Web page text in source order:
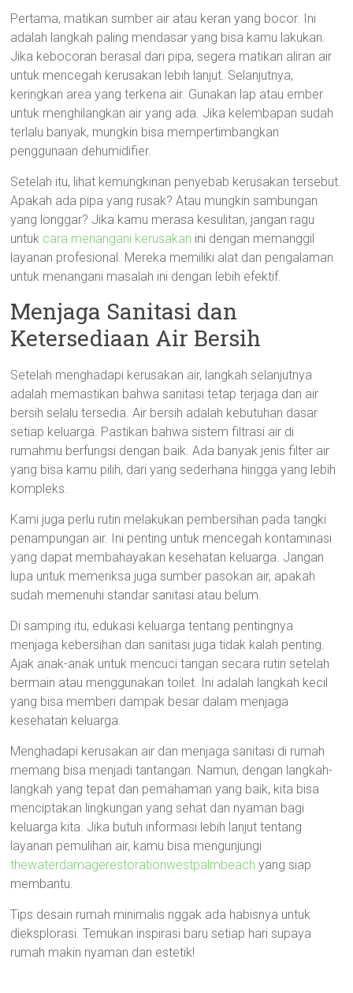
Pertama, matikan sumber air atau keran yang bocor. Ini
adalah langkah paling mendasar yang bisa kamu lakukan.
Jika kebocoran berasal dari pipa, segera matikan aliran air
untuk mencegah kerusakan lebih lanjut. Selanjutnya,
keringkan area yang terkena air. Gunakan lap atau ember
untuk menghilangkan air yang ada. Jika kelembapan sudah
terlalu banyak, mungkin bisa mempertimbangkan
penggunaan dehumidifier.
Setelah itu, lihat kemungkinan penyebab kerusakan tersebut.
Apakah ada pipa yang rusak? Atau mungkin sambungan
yang longgar? Jika kamu merasa kesulitan, jangan ragu
untuk cara menangani kerusakan ini dengan memanggil
layanan profesional. Mereka memiliki alat dan pengalaman
untuk menangani masalah ini dengan lebih efektif.
Menjaga Sanitasi dan
Ketersediaan Air Bersih
Setelah menghadapi kerusakan air, langkah selanjutnya
adalah memastikan bahwa sanitasi tetap terjaga dan air
bersih selalu tersedia. Air bersih adalah kebutuhan dasar
setiap keluarga. Pastikan bahwa sistem filtrasi air di
rumahmu berfungsi dengan baik. Ada banyak jenis filter air
yang bisa kamu pilih, dari yang sederhana hingga yang lebih
kompleks.
Kami juga perlu rutin melakukan pembersihan pada tangki
penampungan air. Ini penting untuk mencegah kontaminasi
yang dapat membahayakan kesehatan keluarga. Jangan
lupa untuk memeriksa juga sumber pasokan air, apakah
sudah memenuhi standar sanitasi atau belum.
Di samping itu, edukasi keluarga tentang pentingnya
menjaga kebersihan dan sanitasi juga tidak kalah penting.
Ajak anak-anak untuk mencuci tangan secara rutin setelah
bermain atau menggunakan toilet. Ini adalah langkah kecil
yang bisa memberi dampak besar dalam menjaga
kesehatan keluarga.
Menghadapi kerusakan air dan menjaga sanitasi di rumah
memang bisa menjadi tantangan. Namun, dengan langkah-
langkah yang tepat dan pemahaman yang baik, kita bisa
menciptakan lingkungan yang sehat dan nyaman bagi
keluarga kita. Jika butuh informasi lebih lanjut tentang
layanan pemulihan air, kamu bisa mengunjungi
thewaterdamagerestorationwestpalmbeach yang siap
membantu.
Tips desain rumah minimalis nggak ada habisnya untuk
dieksplorasi. Temukan inspirasi baru setiap hari supaya
rumah makin nyaman dan estetik!